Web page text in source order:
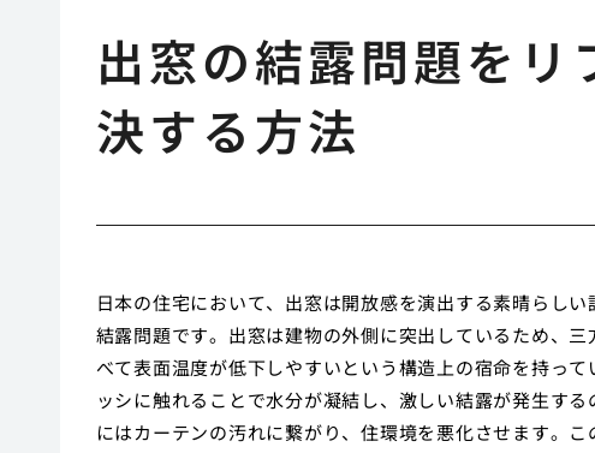
出窓の結露問題を
決する方法
日本の住宅において、出窓は開放感を演出する素晴らし
結露問題です。出窓は建物の外側に突出しているため、
べて表面温度が低下しやすいという構造上の宿命を持っ
ッシに触れることで水分が凝結し、激しい結露が発生す
にはカーテンの汚れに繋がり、住環境を悪化させます。